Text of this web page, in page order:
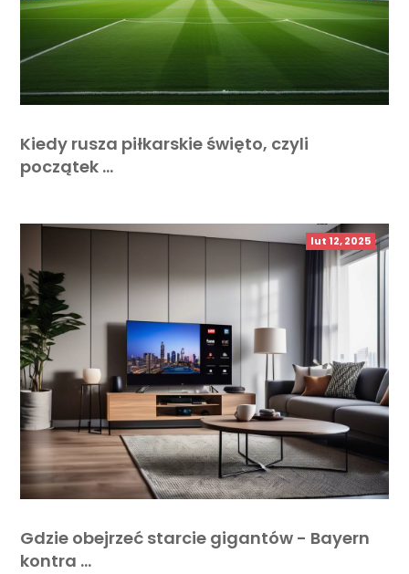
Kiedy rusza piłkarskie święto, czyli
początek …
lut 12, 2025
Gdzie obejrzeć starcie gigantów - Bayern
kontra …